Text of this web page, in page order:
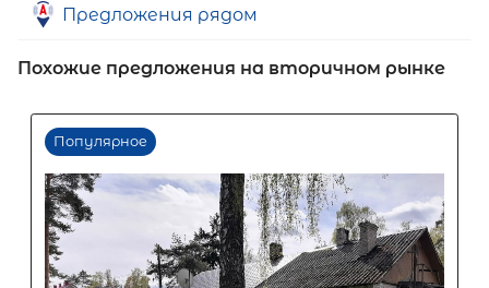
Первый взнос
60%
0 10 20 30 40 50 60 70 80
Срок кредита
15 лет
Предложения рядом
Похожие предложения на вторичном рынке